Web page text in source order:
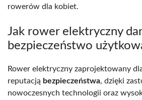
rowerów dla kobiet.
Jak rower elektryczny
bezpieczeństwo
Rower elektryczny zaprojektowany
reputacją bezpieczeństwa, dzięki
nowoczesnych technologii oraz